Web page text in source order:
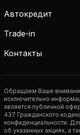
Автокредит
Trade-in
Контакты
Обращаем Ваше
исключительно
является публичной
437 Гражданского
конфиденциальности.
об указанных акциях, а